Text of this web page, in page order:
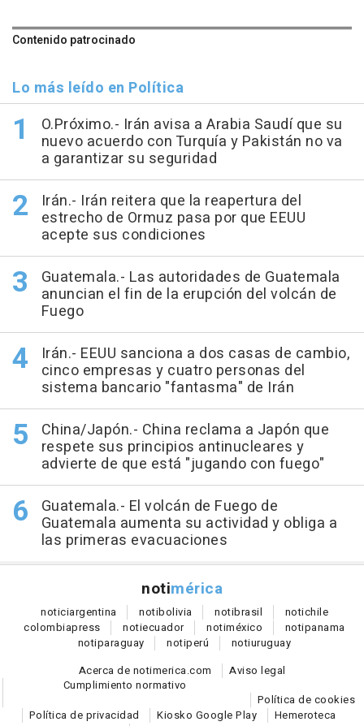
Contenido patrocinado
Lo más leído en Política
O.Próximo.- Irán avisa a Arabia Saudí que su
nuevo acuerdo con Turquía y Pakistán no va
a garantizar su seguridad
Irán.- Irán reitera que la reapertura del
estrecho de Ormuz pasa por que EEUU
acepte sus condiciones
Guatemala.- Las autoridades de Guatemala
anuncian el fin de la erupción del volcán de
Fuego
Irán.- EEUU sanciona a dos casas de cambio,
cinco empresas y cuatro personas del
sistema bancario "fantasma" de Irán
China/Japón.- China reclama a Japón que
respete sus principios antinucleares y
advierte de que está "jugando con fuego"
Guatemala.- El volcán de Fuego de
Guatemala aumenta su actividad y obliga a
las primeras evacuaciones
notimérica
noticiargentina notibolivia notibrasil notichile
colombiapress notiecuador notiméxico notipanama
notiparaguay notiperú notiuruguay
Acerca de notimerica.com
Aviso legal
Cumplimiento normativo
Política de cookies
Política de privacidad
Kiosko Google Play
Hemeroteca